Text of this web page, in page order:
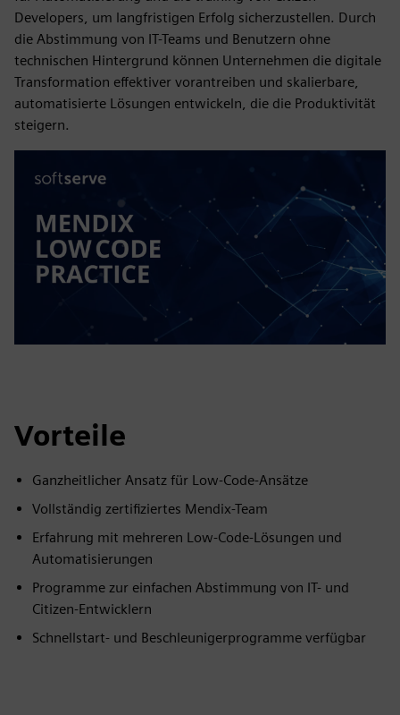
Developers, um langfristigen Erfolg sicherzustellen. Durch
die Abstimmung von IT-Teams und Benutzern ohne
technischen Hintergrund können Unternehmen die digitale
Transformation effektiver vorantreiben und skalierbare,
automatisierte Lösungen entwickeln, die die Produktivität
steigern.
Vorteile
Ganzheitlicher Ansatz für Low-Code-Ansätze
Vollständig zertifiziertes Mendix-Team
Erfahrung mit mehreren Low-Code-Lösungen und
Automatisierungen
Programme zur einfachen Abstimmung von IT- und
Citizen-Entwicklern
Schnellstart- und Beschleunigerprogramme verfügbar